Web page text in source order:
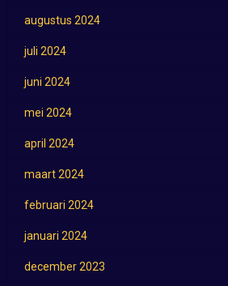
augustus 2024
juli 2024
juni 2024
mei 2024
april 2024
maart 2024
februari 2024
januari 2024
december 2023